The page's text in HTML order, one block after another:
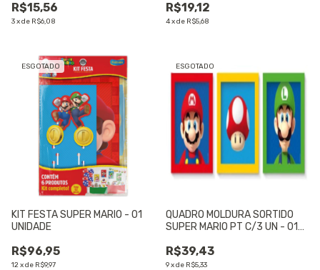
R$15,56
3xde R$6,08
R$19,12
4xde R$5,68
ESGOTADO
KIT FESTA SUPER MARIO - 01
UNIDADE
R$96,95
12xde R$9,97
ESGOTADO
QUADRO MOLDURA SORTIDO
SUPER MARIO PT C/3 UN - 01
R$39,43
9xde R$5,33